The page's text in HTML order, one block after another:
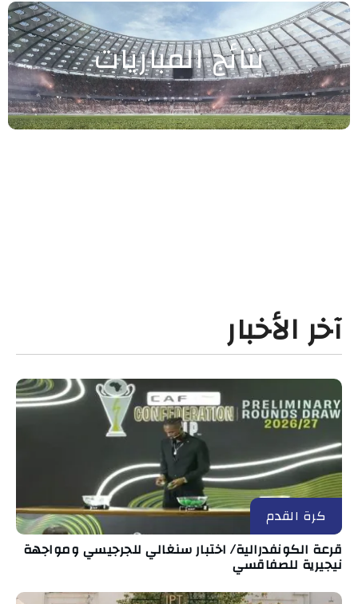
نتائج المباريات
آخر الأخبار
كرة القدم
قرعة الكونفدرالية/ اختبار سنغالي للجرجيسي ومواجهة
نيجيرية للصفاقسي